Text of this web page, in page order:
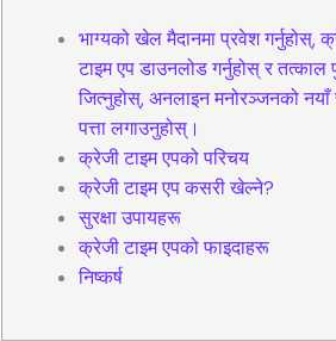
भाग्यको खेल मैदानमा प्रवेश गर्नुहोस्,
टाइम एप डाउनलोड गर्नुहोस् र तत्काल
जित्नुहोस्, अनलाइन मनोरञ्जनको
पत्ता लगाउनुहोस्।
क्रेजी टाइम एपको परिचय
क्रेजी टाइम एप कसरी खेल्ने?
सुरक्षा उपायहरू
क्रेजी टाइम एपको फाइदाहरू
निष्कर्ष